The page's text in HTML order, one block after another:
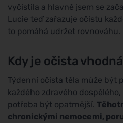
vyčistila a hlavně jsem se
Lucie teď zařazuje očistu
to pomáhá udržet rovnováhu.
Kdy je očista
Týdenní očista těla může být
každého zdravého
potřeba být opatrnější.
chronickými nemocemi,